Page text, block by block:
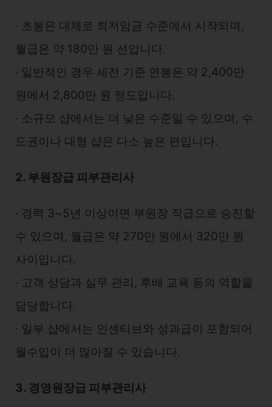
∙ 초봉은 대체로 최저임금 수준에서 시작되며,
월급은 약 180만 원 선입니다.
∙ 일반적인 경우 세전 기준 연봉은 약 2,400만
원에서 2,800만 원 정도입니다.
∙ 소규모 샵에서는 더 낮은 수준일 수 있으며, 수
도권이나 대형 샵은 다소 높은 편입니다.
2. 부원장급 피부관리사
∙ 경력 3~5년 이상이면 부원장 직급으로 승진할
수 있으며, 월급은 약 270만 원에서 320만 원
사이입니다.
∙ 고객 상담과 실무 관리, 후배 교육 등의 역할을
담당합니다.
∙ 일부 샵에서는 인센티브와 성과급이 포함되어
월수입이 더 많아질 수 있습니다.
3. 경영원장급 피부관리사